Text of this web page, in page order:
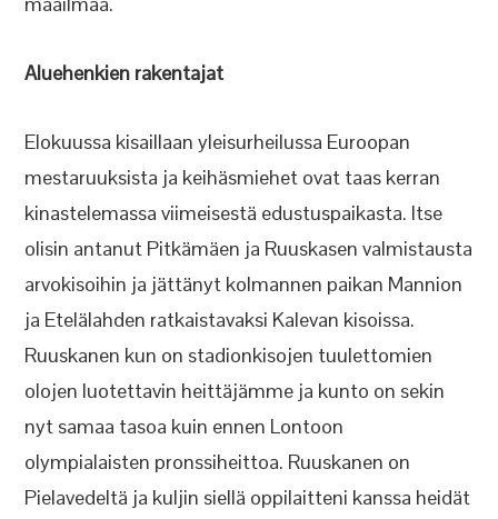
Aluehenkien rakentajat
Elokuussa kisaillaan yleisurheilussa Euroopan
mestaruuksista ja keihäsmiehet ovat taas kerran
kinastelemassa viimeisestä edustuspaikasta. Itse
olisin antanut Pitkämäen ja Ruuskasen valmistausta
arvokisoihin ja jättänyt kolmannen paikan Mannion
ja Etelälahden ratkaistavaksi Kalevan kisoissa.
Ruuskanen kun on stadionkisojen tuulettomien
olojen luotettavin heittäjämme ja kunto on sekin
nyt samaa tasoa kuin ennen Lontoon
olympialaisten pronssiheittoa. Ruuskanen on
Pielavedeltä ja kuljin siellä oppilaitteni kanssa heidät